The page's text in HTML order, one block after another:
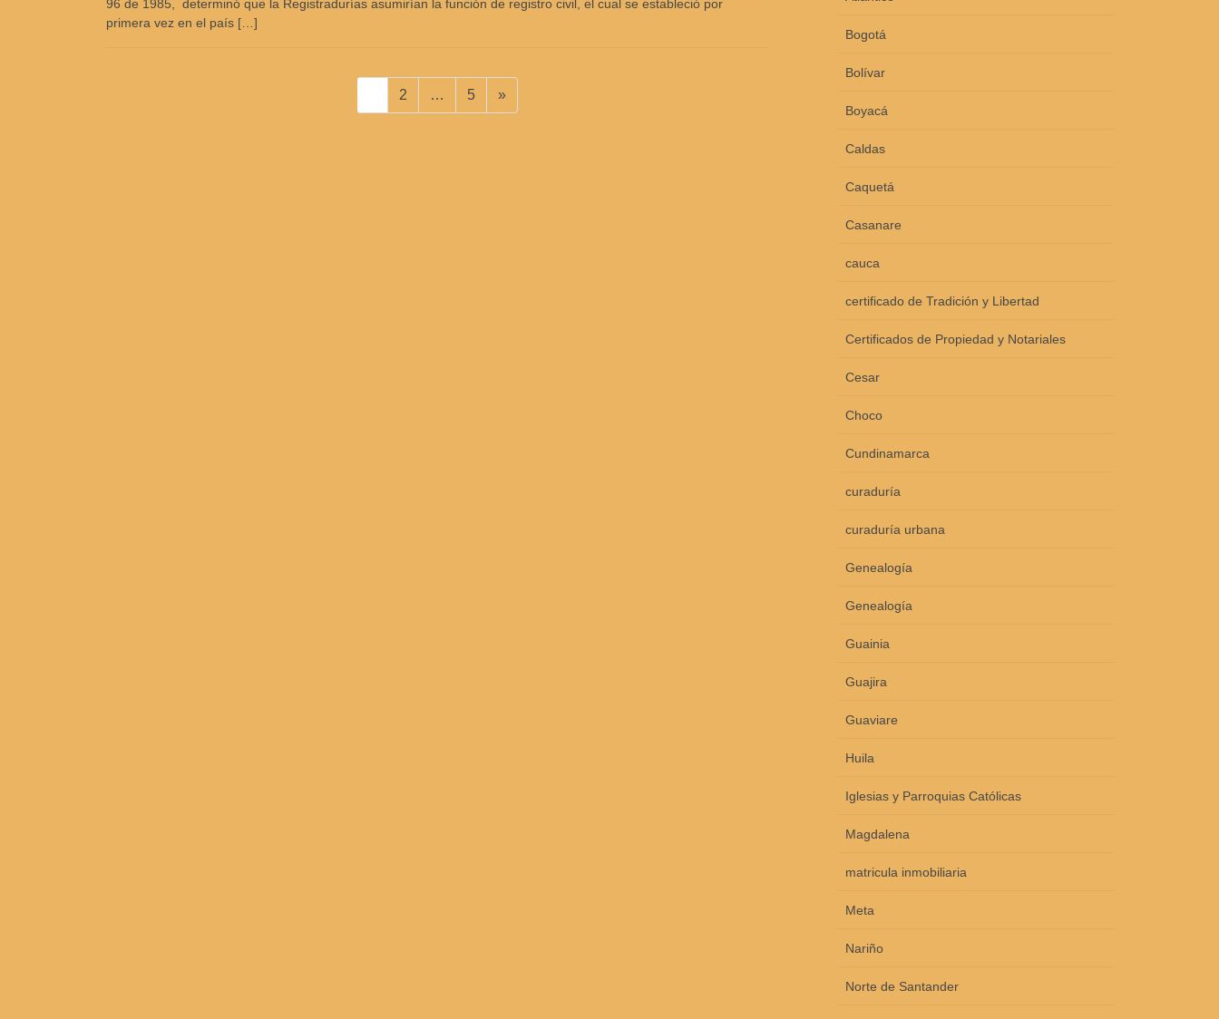
96 de 1985, determinó que la Registradurías asumirían la función de registro civil, el cual se estableció por
primera vez en el país […]
PáginaPágina
2 … Página
5 »
Bogotá
Bolívar
Boyacá
Caldas
Caquetá
Casanare
cauca
certificado de Tradición y Libertad
Certificados de Propiedad y Notariales
Cesar
Choco
Cundinamarca
curaduría
curaduría urbana
Genealogía
Genealogía
Guainia
Guajira
Guaviare
Huila
Iglesias y Parroquias Católicas
Magdalena
matricula inmobiliaria
Meta
Nariño
Norte de Santander